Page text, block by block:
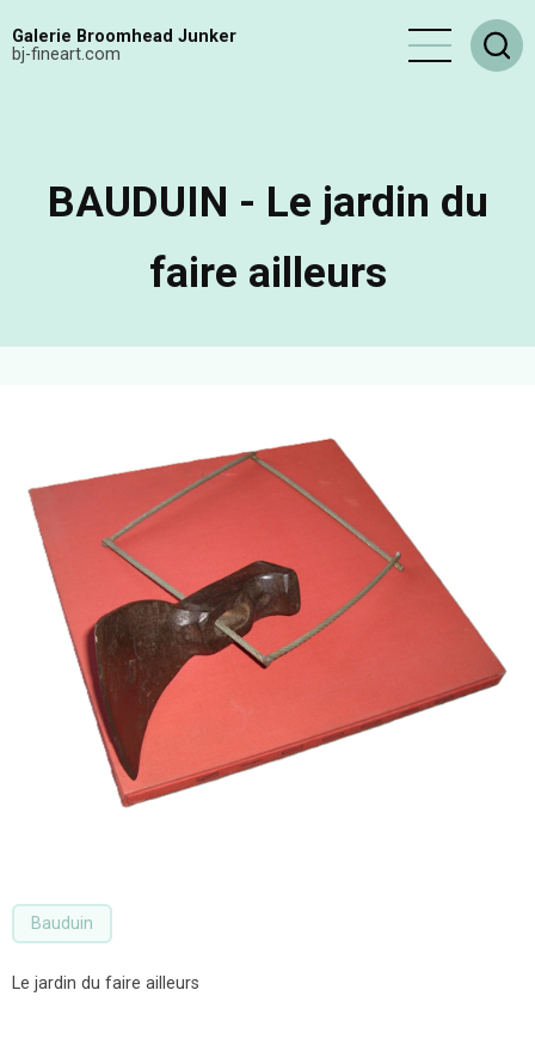
auGalerie Broomhead Junker
bj-fineart.com
BAUDUIN - Le jardin du
faire ailleurs
Bauduin
Le jardin du faire ailleurs